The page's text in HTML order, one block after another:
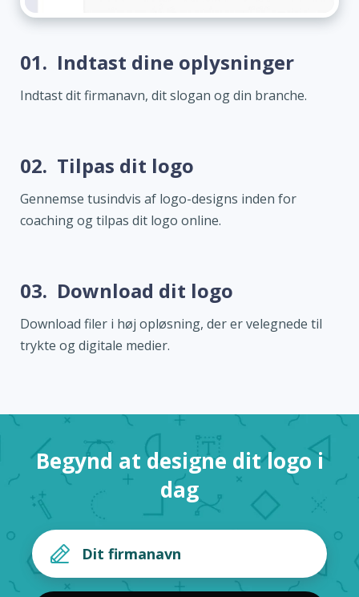
01. Indtast dine oplysninger
Indtast dit firmanavn, dit slogan og din branche.
02. Tilpas dit logo
Gennemse tusindvis af logo-designs inden for
coaching og tilpas dit logo online.
03. Download dit logo
Download filer i høj opløsning, der er velegnede til
trykte og digitale medier.
Begynd at designe dit logo i
dag